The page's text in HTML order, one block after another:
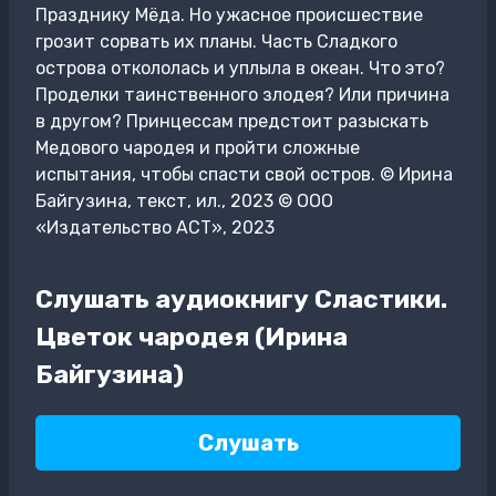
Празднику Мёда. Но ужасное происшествие
грозит сорвать их планы. Часть Сладкого
острова откололась и уплыла в океан. Что это?
Проделки таинственного злодея? Или причина
в другом? Принцессам предстоит разыскать
Медового чародея и пройти сложные
испытания, чтобы спасти свой остров. © Ирина
Байгузина, текст, ил., 2023 © ООО
«Издательство АСТ», 2023
Слушать аудиокнигу Сластики.
Цветок чародея (Ирина
Байгузина)
Слушать